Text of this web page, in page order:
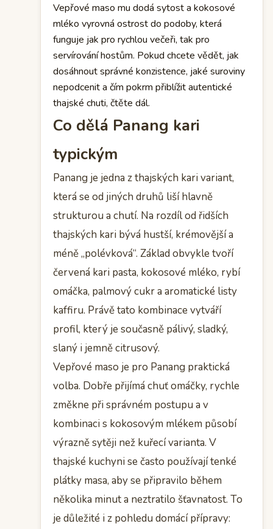
Vepřové maso mu dodá sytost a kokosové
mléko vyrovná ostrost do podoby, která
funguje jak pro rychlou večeři, tak pro
servírování hostům. Pokud chcete vědět, jak
dosáhnout správné konzistence, jaké suroviny
nepodcenit a čím pokrm přiblížit autentické
thajské chuti, čtěte dál.
Co dělá Panang kari
typickým
Panang je jedna z thajských kari variant,
která se od jiných druhů liší hlavně
strukturou a chutí. Na rozdíl od řidších
thajských kari bývá hustší, krémovější a
méně „polévková“. Základ obvykle tvoří
červená kari pasta, kokosové mléko, rybí
omáčka, palmový cukr a aromatické listy
kaffiru. Právě tato kombinace vytváří
profil, který je současně pálivý, sladký,
slaný i jemně citrusový.
Vepřové maso je pro Panang praktická
volba. Dobře přijímá chuť omáčky, rychle
změkne při správném postupu a v
kombinaci s kokosovým mlékem působí
výrazně sytěji než kuřecí varianta. V
thajské kuchyni se často používají tenké
plátky masa, aby se připravilo během
několika minut a neztratilo šťavnatost. To
je důležité i z pohledu domácí přípravy: